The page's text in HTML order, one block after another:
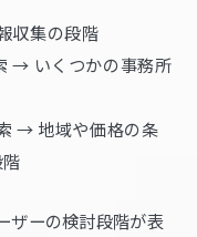
収集の段階
→ いくつかの事務所
→ 地域や価格の条
ザーの検討段階が表